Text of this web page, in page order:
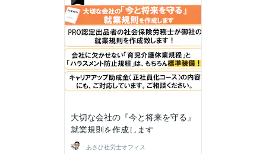
大切な会社の『今と将来を守る』
就業規則を作成します
あさひ社労士オフィス